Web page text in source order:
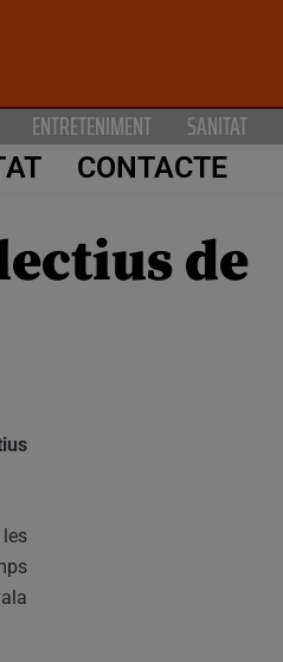
ENTRETENIMENT SANITAT
CONTACTE
de